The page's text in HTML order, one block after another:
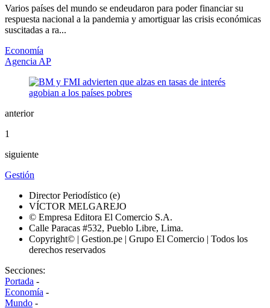
Varios países del mundo se endeudaron para poder financiar su
respuesta nacional a la pandemia y amortiguar las crisis económicas
suscitadas a ra...
Economía
Agencia AP
anterior
1
siguiente
Gestión
Director Periodístico (e)
VÍCTOR MELGAREJO
© Empresa Editora El Comercio S.A.
Calle Paracas #532, Pueblo Libre, Lima.
Copyright© | Gestion.pe | Grupo El Comercio | Todos los
derechos reservados
Secciones:
Portada -
Economía -
Mundo -